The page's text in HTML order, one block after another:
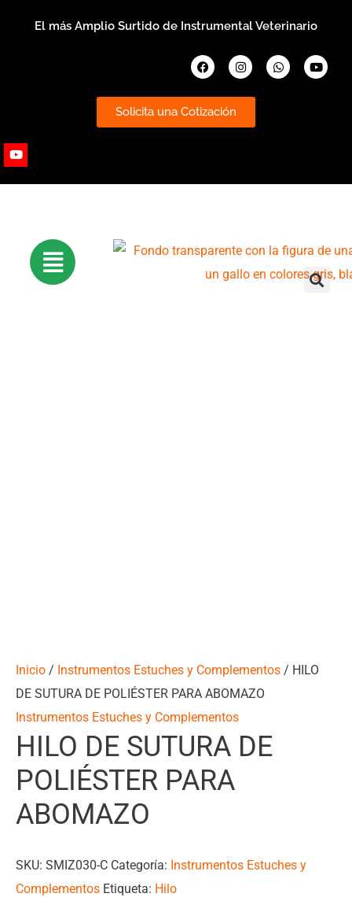
El más Amplio Surtido de Instrumental Veterinario
FacebookInstagramWhatsapp
Solicita una Cotización
Youtube
Inicio / Instrumentos Estuches y Complementos / HILO
DE SUTURA DE POLIÉSTER PARA ABOMAZO
Instrumentos Estuches y Complementos
HILO DE SUTURA DE
POLIÉSTER PARA
ABOMAZO
SKU: SMIZ030-C Categoría: Instrumentos Estuches y
Complementos Etiqueta: Hilo